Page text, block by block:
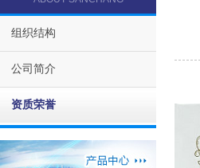
组织结构
公司简介
资质荣誉